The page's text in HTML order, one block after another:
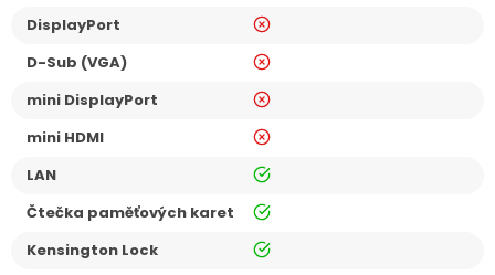
DisplayPort
ne
D-Sub (VGA)
ne
mini DisplayPort
ne
mini HDMI
ne
LAN
ano
Čtečka paměťových karet
ano
Kensington Lock
ano